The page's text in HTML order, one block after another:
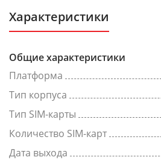
Характеристики
Общие характеристики
Платформа
Тип корпуса
Тип SIM-карты
Количество SIM-карт
Дата выхода